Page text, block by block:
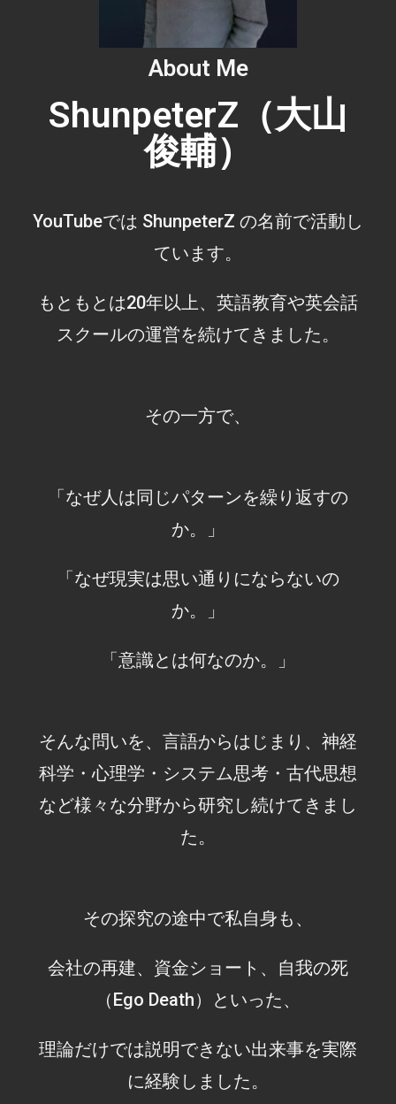
About Me
ShunpeterZ（大山
俊輔）
YouTubeでは ShunpeterZ の名前で活動し
ています。
もともとは20年以上、英語教育や英会話
スクールの運営を続けてきました。
その一方で、
「なぜ人は同じパターンを繰り返すの
か。」
「なぜ現実は思い通りにならないの
か。」
「意識とは何なのか。」
そんな問いを、言語からはじまり、神経
科学・心理学・システム思考・古代思想
など様々な分野から研究し続けてきまし
た。
その探究の途中で私自身も、
会社の再建、資金ショート、自我の死
（Ego Death）といった、
理論だけでは説明できない出来事を実際
に経験しました。